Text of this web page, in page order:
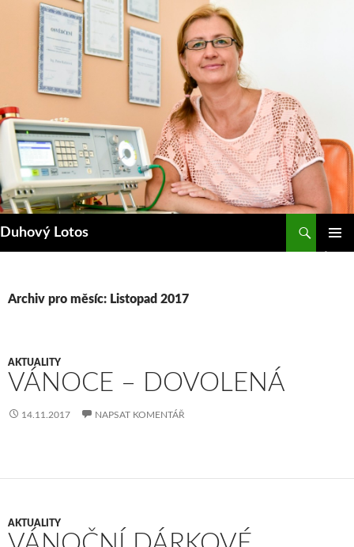
obsahu
Duhový Lotos
Archiv pro měsíc: Listopad 2017
AKTUALITY
VÁNOCE – DOVOLENÁ
14.11.2017 NAPSAT KOMENTÁŘ
AKTUALITY